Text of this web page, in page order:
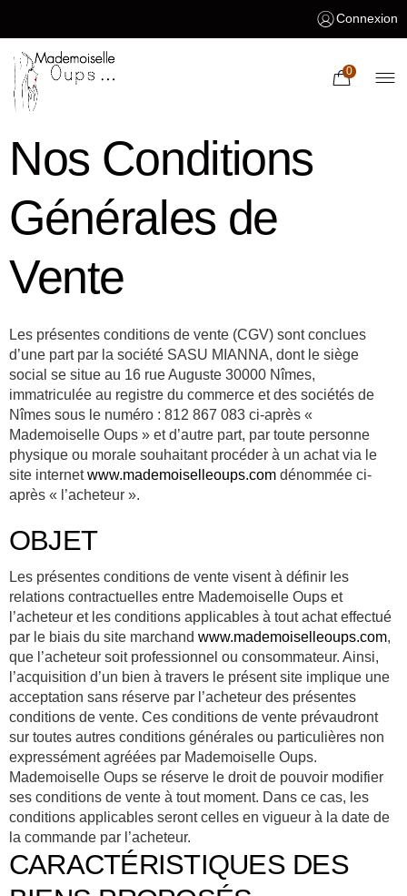
Connexion
0
Nos Conditions
Générales de
Vente
Les présentes conditions de vente (CGV) sont conclues
d’une part par la société SASU MIANNA, dont le siège
social se situe au 16 rue Auguste 30000 Nîmes,
immatriculée au registre du commerce et des sociétés de
Nîmes sous le numéro : 812 867 083 ci-après «
Mademoiselle Oups » et d’autre part, par toute personne
physique ou morale souhaitant procéder à un achat via le
site internetwww.mademoiselleoups.com dénommée ci-
après « l’acheteur ».
OBJET
Les présentes conditions de vente visent à définir les
relations contractuelles entre Mademoiselle Oups et
l’acheteur et les conditions applicables à tout achat effectué
par le biais du site marchand www.mademoiselleoups.com,
que l’acheteur soit professionnel ou consommateur. Ainsi,
l’acquisition d’un bien à travers le présent site implique une
acceptation sans réserve par l’acheteur des présentes
conditions de vente. Ces conditions de vente prévaudront
sur toutes autres conditions générales ou particulières non
expressément agréées par Mademoiselle Oups.
Mademoiselle Oups se réserve le droit de pouvoir modifier
ses conditions de vente à tout moment. Dans ce cas, les
conditions applicables seront celles en vigueur à la date de
la commande par l’acheteur.
CARACTÉRISTIQUES DES